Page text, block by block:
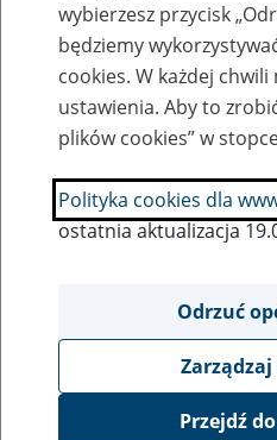
Nazwa zakładu pracy:
SZUKAJ
Ukryj wszystkie pozycje
wybierzesz przycisk
będziemy
cookies. W każdej
ustawienia. Aby to
plików cookies” w
Polityka cookies dla
ostatnia aktualizacja
Odrzuć
Przejdź